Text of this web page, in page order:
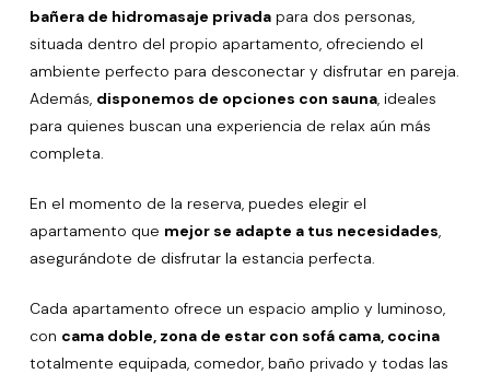
bañera de hidromasaje privadapara dos personas,
situada dentro del propio apartamento, ofreciendo el
ambiente perfecto para desconectar y disfrutar en pareja.
Además, disponemos de opciones con sauna, ideales
para quienes buscan una experiencia de relax aún más
completa.
En el momento de la reserva, puedes elegir el
apartamento que mejor se adapte a tus necesidades,
asegurándote de disfrutar la estancia perfecta.
Cada apartamento ofrece un espacio amplio y luminoso,
con cama doble, zona de estar con sofá cama, cocina
totalmente equipada, comedor, baño privado y todas las